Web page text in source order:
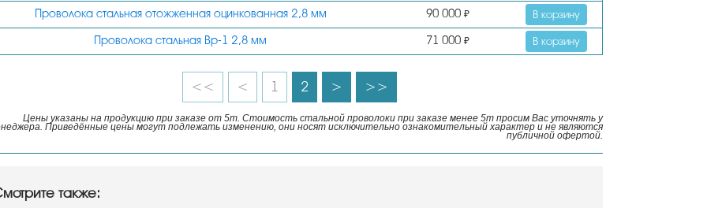
Проволока стальная отожженная оцинкованная 2,8 мм 90 000 ₽ В корзину
Проволока стальная Вр-1 2,8 мм 71 000 ₽ В корзину
<< < 1 2 > >>
Цены указаны на продукцию при заказе от 5т. Стоимость стальной проволоки при заказе менее 5т просим Вас уточнять у
Приведённые цены могут подлежать изменению, они носят исключительно ознакомительный характер и не являются
публичной офертой.
также: